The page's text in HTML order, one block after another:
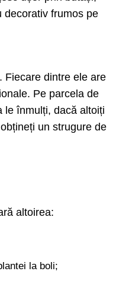
decorativ frumos pe
Fiecare dintre ele are
Pe parcela de
le înmulți, dacă altoiți
un strugure de
altoirea:
la boli;